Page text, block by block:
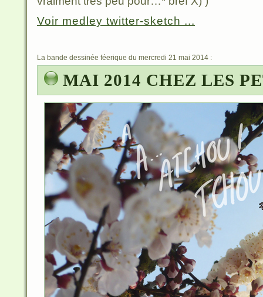
Voir medley twitter-sketch ...
La bande dessinée féerique du mercredi 21 mai 2014 :
MAI 2014 CHEZ LES